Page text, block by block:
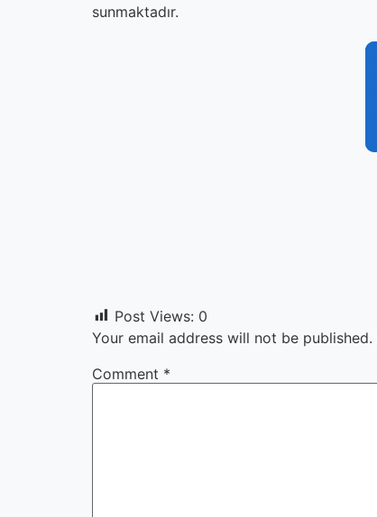
sunmaktadır.
Post Views: 0
Your email address will not be published.
Comment *